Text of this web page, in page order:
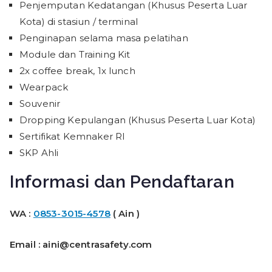
Penjemputan Kedatangan (Khusus Peserta Luar
Kota) di stasiun / terminal
Penginapan selama masa pelatihan
Module dan Training Kit
2x coffee break, 1x lunch
Wearpack
Souvenir
Dropping Kepulangan (Khusus Peserta Luar Kota)
Sertifikat Kemnaker RI
SKP Ahli
Informasi dan Pendaftaran
WA : 0853-3015-4578( Ain )
Email : aini@centrasafety.com